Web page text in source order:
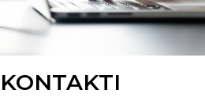
KONTAKTI